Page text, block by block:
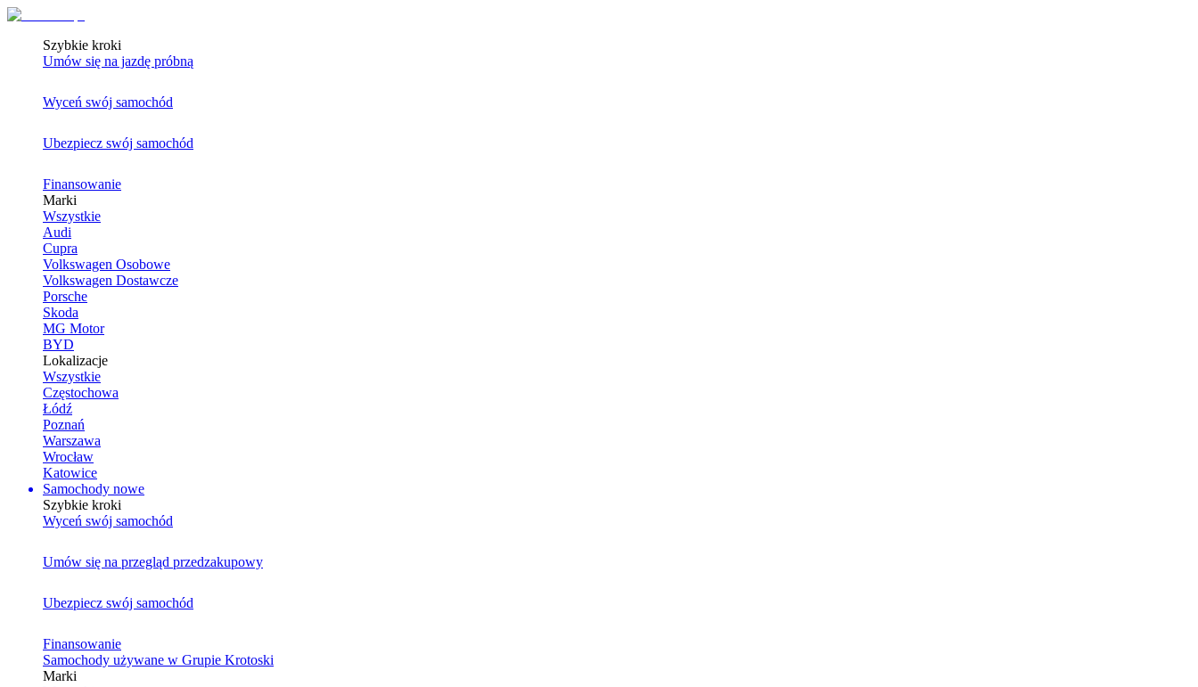
Szybkie kroki
Umów się na jazdę próbną
Wyceń swój samochód
Ubezpiecz swój samochód
Finansowanie
Marki
Wszystkie
Audi
Cupra
Volkswagen Osobowe
Volkswagen Dostawcze
Porsche
Skoda
MG Motor
BYD
Lokalizacje
Wszystkie
Częstochowa
Łódź
Poznań
Warszawa
Wrocław
Katowice
Samochody nowe
Szybkie kroki
Wyceń swój samochód
Umów się na przegląd przedzakupowy
Ubezpiecz swój samochód
Finansowanie
Samochody używane w Grupie Krotoski
Marki